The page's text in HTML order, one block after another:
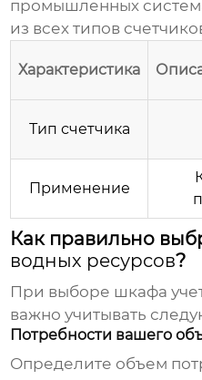
промышленных
из всех типов
Характеристика
Тип счетчика
Применение
Как правильно
водных ресурсов?
При выборе шкафа
важно учитывать
Потребности вашего
Определите объем